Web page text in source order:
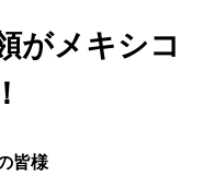
がメキシコ
皆様